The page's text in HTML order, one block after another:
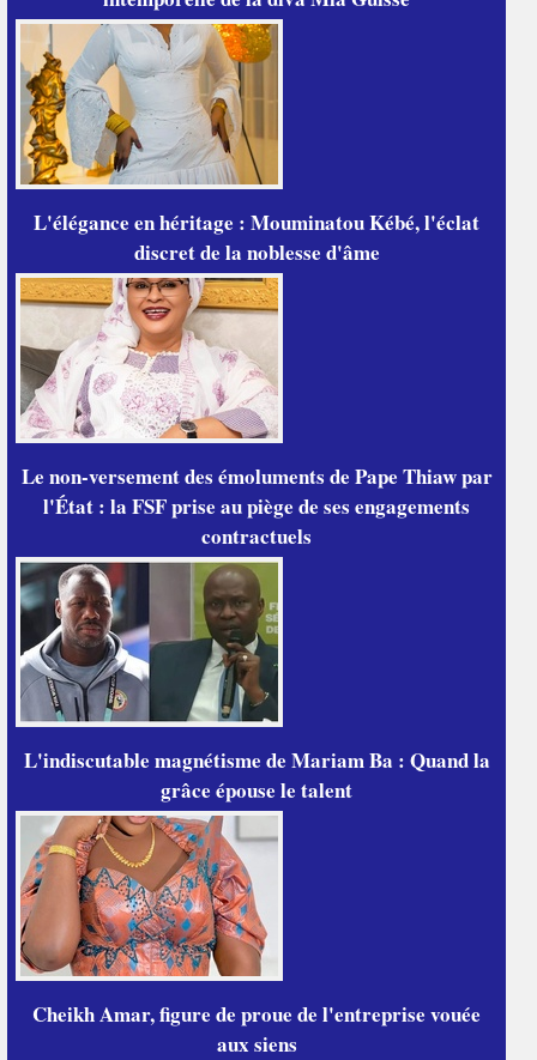
L'élégance en héritage : Mouminatou Kébé, l'éclat
discret de la noblesse d'âme
Le non-versement des émoluments de Pape Thiaw par
l'État : la FSF prise au piège de ses engagements
contractuels
L'indiscutable magnétisme de Mariam Ba : Quand la
grâce épouse le talent
Cheikh Amar, figure de proue de l'entreprise vouée
aux siens